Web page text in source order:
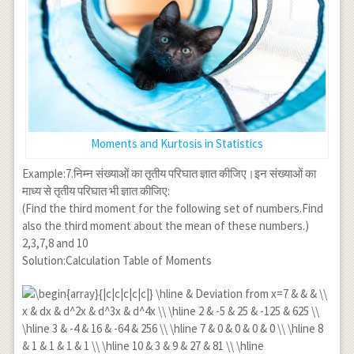
{15.625}} \approx 0.177
\\
\beta_2=\frac{\mu_4}
{\mu_2^2}=\frac{18.75}
{(2.5)^2}=\frac{18.75}
{6.25} \\ \Rightarrow
\beta_2=3
Moments and Kurtosis in Statistics
Example:7.निम्न संख्याओं का तृतीय परिघात ज्ञात कीजिए।इन संख्याओं का
माध्य से तृतीय परिघात भी ज्ञात कीजिए:
(Find the third moment for the following set of numbers.Find
also the third moment about the mean of these numbers.)
2,3,7,8 and 10
Solution:Calculation Table of Moments